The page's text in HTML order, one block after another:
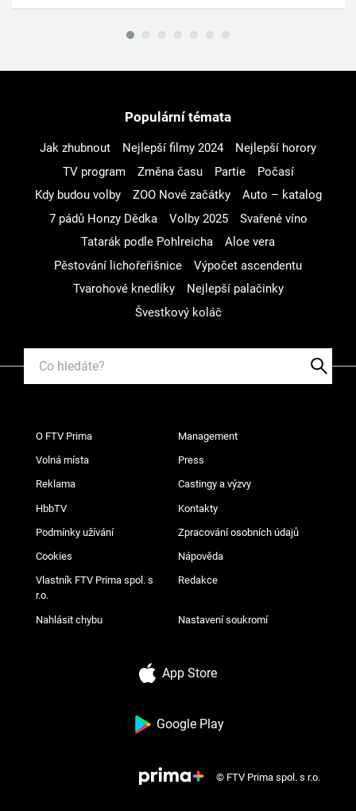
Populární témata
Jak zhubnout Nejlepší filmy 2024
Nejlepší horory
TV program
Změna času Partie
Počasí
Kdy budou volby
ZOO Nové začátky
Auto – katalog
7 pádů Honzy Dědka
Volby 2025
Svařené víno
Tatarák podle Pohlreicha
Aloe vera
Pěstování lichořeřišnice
Výpočet ascendentu
Tvarohové knedlíky
Nejlepší palačinky
Švestkový koláč
O FTV Prima Management
Volná místa Press
Reklama Castingy a výzvy
HbbTV Kontakty
Podmínky užívání Zpracování osobních údajů
Cookies Nápověda
Vlastník FTV Prima spol. s
r.o.
Redakce
Nahlásit chybu Nastavení soukromí
App Store
Google Play
© FTV Prima spol. s r.o.